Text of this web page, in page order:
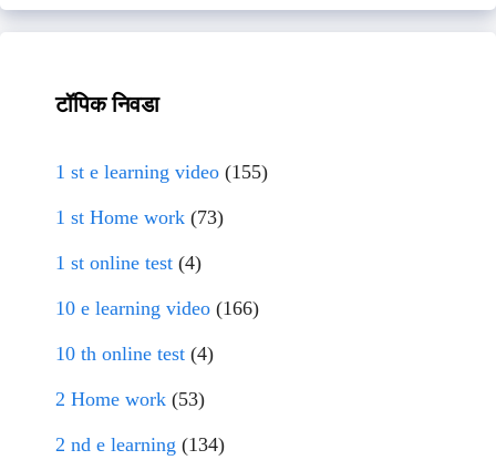
टॉपिक निवडा
1 st e learning video (155)
1 st Home work (73)
1 st online test (4)
10 e learning video (166)
10 th online test (4)
2 Home work (53)
2 nd e learning (134)